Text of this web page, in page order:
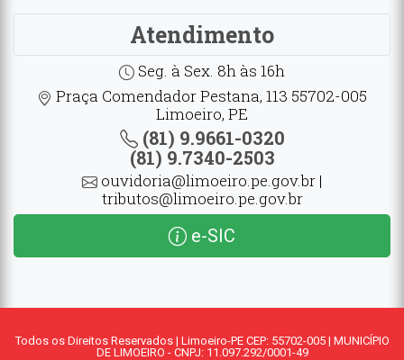
Atendimento
Seg. à Sex. 8h às 16h
Praça Comendador Pestana, 113 55702-005
Limoeiro, PE
(81) 9.9661-0320
(81) 9.7340-2503
ouvidoria@limoeiro.pe.gov.br |
tributos@limoeiro.pe.gov.br
e-SIC
Todos os Direitos Reservados | Limoeiro-PE CEP: 55702-005 | MUNICÍPIO
DE LIMOEIRO - CNPJ: 11.097.292/0001-49